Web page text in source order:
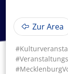
Zur Area